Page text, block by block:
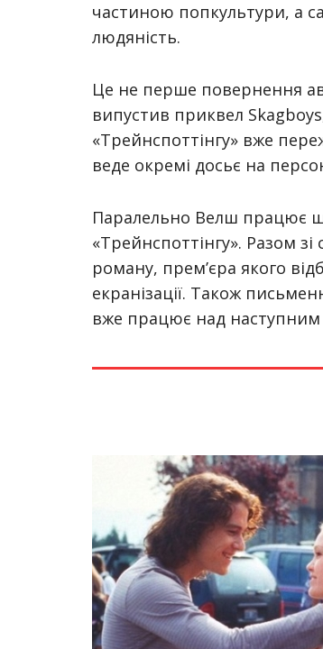
частиною попкультури, а
людяність.
Це не перше повернення
випустив приквел Skagboys
«Трейнспоттінгу» вже
веде окремі досьє на
Паралельно Велш працює
«Трейнспоттінгу». Разом
роману, прем’єра якого
екранізації. Також
вже працює над наступним